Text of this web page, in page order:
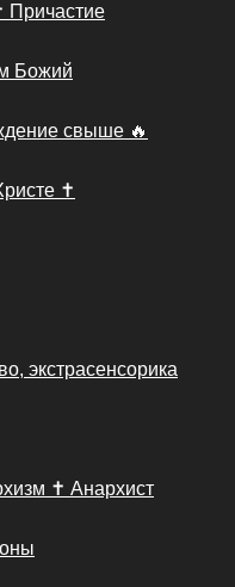
Причастие
Божий
свыше 🔥
✝️
экстрасенсорика
✝ Анархист